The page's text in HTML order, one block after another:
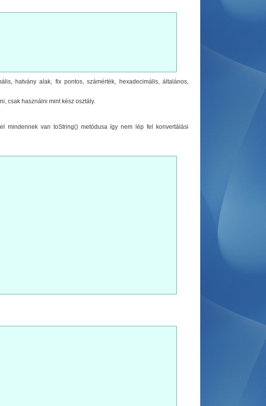
hatvány alak, fix pontos, számérték, hexadecimális, általános,
csak használni mint kész osztály.
mindennek van toString() metódusa így nem lép fel konvertálási